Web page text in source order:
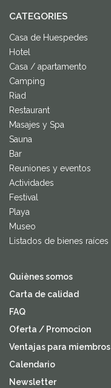
CATEGORIES
Casa de Huespedes
Hotel
Casa / apartamento
Camping
Riad
Restaurant
Masajes y Spa
Sauna
Bar
Reuniones y eventos
Actividades
Festival
Playa
Museo
Listados de bienes raíces
Quiènes somos
Carta de calidad
FAQ
Oferta / Promocion
Ventajas para miembros
Calendario
Newsletter